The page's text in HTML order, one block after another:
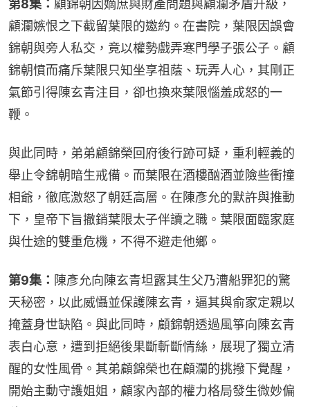
第8集： 顧錦朝因嫡庶與財產問題與顧瀾矛盾升級，
顧瀾嫉恨之下截留葉限的邀約。在書院，葉限因誤會
錦朝與旁人私交，竟以權勢戲弄寒門學子張公子。顧
錦朝憤而痛斥葉限只知坐享祖蔭、玩弄人心，其剛正
氣節引得陳玄青注目，卻也換來葉限惱羞成怒的一
鞭。
與此同時，弟弟顧錦榮回府後行跡可疑，重利輕義的
舉止令錦朝暗生戒備。而葉限在酒樓酗酒並險些衝撞
相爺，徹底激怒了朝廷高層。在陳彥允的默許與推動
下，皇帝下旨撤銷葉限太子伴讀之職。葉限面臨家庭
與仕途的雙重危機，不得不避走他鄉。
第9集： 陳彥允向陳玄青坦露其生父乃漕船罪犯的驚
天秘密，以此威懾並保護陳玄青，逼其與俞家定親以
掩蓋身世缺陷。與此同時，顧錦朝透過風箏向陳玄青
表白心意，遭到拒絕後果斷斬斷情絲，展現了獨立清
醒的女性風骨。其弟顧錦榮也在顧瀾的挑撥下覺醒，
開始主動守護姐姐，顧家內部的權力格局發生微妙偏